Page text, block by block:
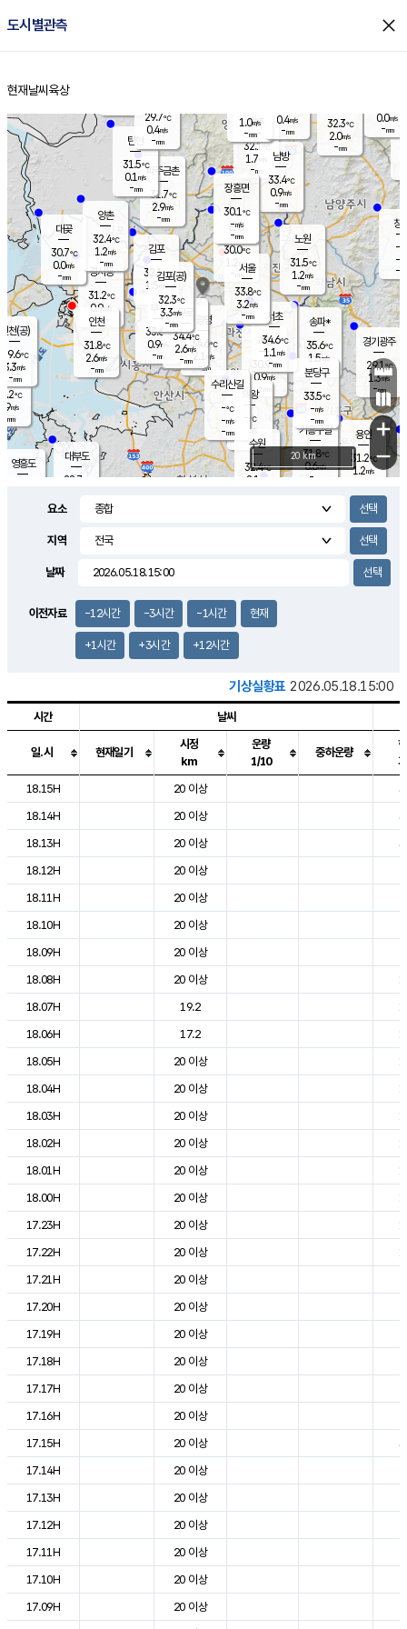
도시별관측 close
홈
현재날씨 육상
의도
℃
m/s
mm
영흥도
양주
32.1℃
1.7
-mm
과천
30.9℃
0.9m/s
- mm
용인
31.2℃
1.2m/s
경기광주
29.1℃
1.3m/s
-mm
1.5m/s
대부도
28.7
경서동
31.2℃
0.9m/s
-mm
파주금촌
31.7℃
2.9m/s
-mm
32.3℃
2.0m/s
-mm
대곶
30.7℃
0.0m/s
-mm
창
-
-m/
-
탄현
31.5℃
0.1 m/s
-mm
0.0m/s
-mm
의왕
- ℃
m/s
mm
김포
32.1℃
1.5 m/s
mm
광명
34.6 ℃
2.1 m/s
-mm
부천
33.6℃
0.9m/s
-mm
양촌
32.4℃
1.2m/s
-mm
구로
34.4℃
2.6m/s
-mm
은평
30.0℃
1.2 m/s
- mm
노원
31.5℃
1.2m/s
-mm
송파*
35.6℃
1.5m/s
-mm
서초
34.6℃
1.1 m/s
-mm
남방
33.4℃
0.9m/s
-mm
기흥구갈
31.8℃
0.6m/s
-
수리산길
-℃
-m/s
-mm
분당구
33.5℃
-m/s
-mm
장흥면
30.1℃
-m/s
-mm
1.0m/s
-mm
인천(공)
29.6℃
3.3m/s
-mm
김포(공)
32.3℃
3.3m/s
-mm
수원
32.4℃
2.1 m/s
인천
31.8℃
2.6m/s
-mm
서울
33.8℃
3.2m/s
-mm
29.7℃
0.4m/s
-mm
0.4m/s
-mm
+
−
20 km
요소
지역
날짜
이전자료 -12시간 -3시간 -1시간 현재
+1시간 +3시간 +12시간
기상실황표 2026.05.18.15:00
도시별 기상실황표로 지점, 날씨, 기온, 강수, 바람, 기압등을 안내한 표입
시간 날씨
일.시 현재일기
시정
km
운량
1/10
중하운량
18.15H
20 이상
18.14H
20 이상
18.13H
20 이상
18.12H
20 이상
18.11H
20 이상
18.10H
20 이상
18.09H
20 이상
18.08H
20 이상
18.07H
19.2
18.06H
17.2
18.05H
20 이상
18.04H
20 이상
18.03H
20 이상
18.02H
20 이상
18.01H
20 이상
18.00H
20 이상
17.23H
20 이상
17.22H
20 이상
17.21H
20 이상
17.20H
20 이상
17.19H
20 이상
17.18H
20 이상
17.17H
20 이상
17.16H
20 이상
17.15H
20 이상
17.14H
20 이상
17.13H
20 이상
17.12H
20 이상
17.11H
20 이상
17.10H
20 이상
17.09H
20 이상